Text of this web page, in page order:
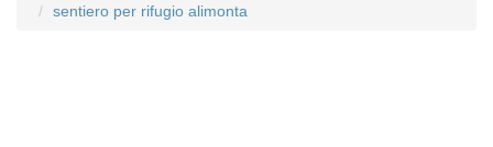
sentiero per rifugio alimonta